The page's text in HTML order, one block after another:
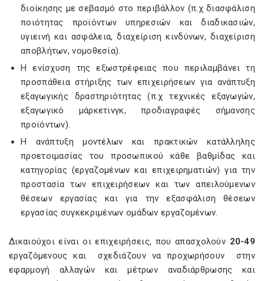
διοίκησης με σεβασμό στο περιβάλλον (π.χ διασφάλιση
ποιότητας προϊόντων υπηρεσιών και διαδικασιών,
υγιεινή και ασφάλεια, διαχείριση κινδύνων, διαχείριση
αποβλήτων, νομοθεσία).
Η ενίσχυση της εξωστρέφειας που περιλαμβάνει τη
προσπάθεια στήριξης των επιχειρήσεων για ανάπτυξη
εξαγωγικής δραστηριότητας (π.χ τεχνικές εξαγωγών,
εξαγωγικό μάρκετινγκ, προδιαγραφές σήμανσης
προϊόντων).
Η ανάπτυξη μοντέλων και πρακτικών κατάλληλης
προετοιμασίας του προσωπικού κάθε βαθμίδας και
κατηγορίας (εργαζομένων και επιχειρηματιών) για την
προστασία των επιχειρήσεων και των απειλούμενων
θέσεων εργασίας και για την εξασφάλιση θέσεων
εργασίας συγκεκριμένων ομάδων εργαζομένων.
Δικαιούχοι είναι οι επιχειρήσεις, που απασχολούν 20-49
εργαζόμενους και σχεδιάζουν να προχωρήσουν στην
εφαρμογή αλλαγών και μέτρων αναδιάρθρωσης και